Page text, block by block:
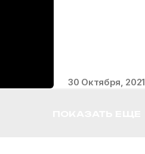
30 Октября, 2021